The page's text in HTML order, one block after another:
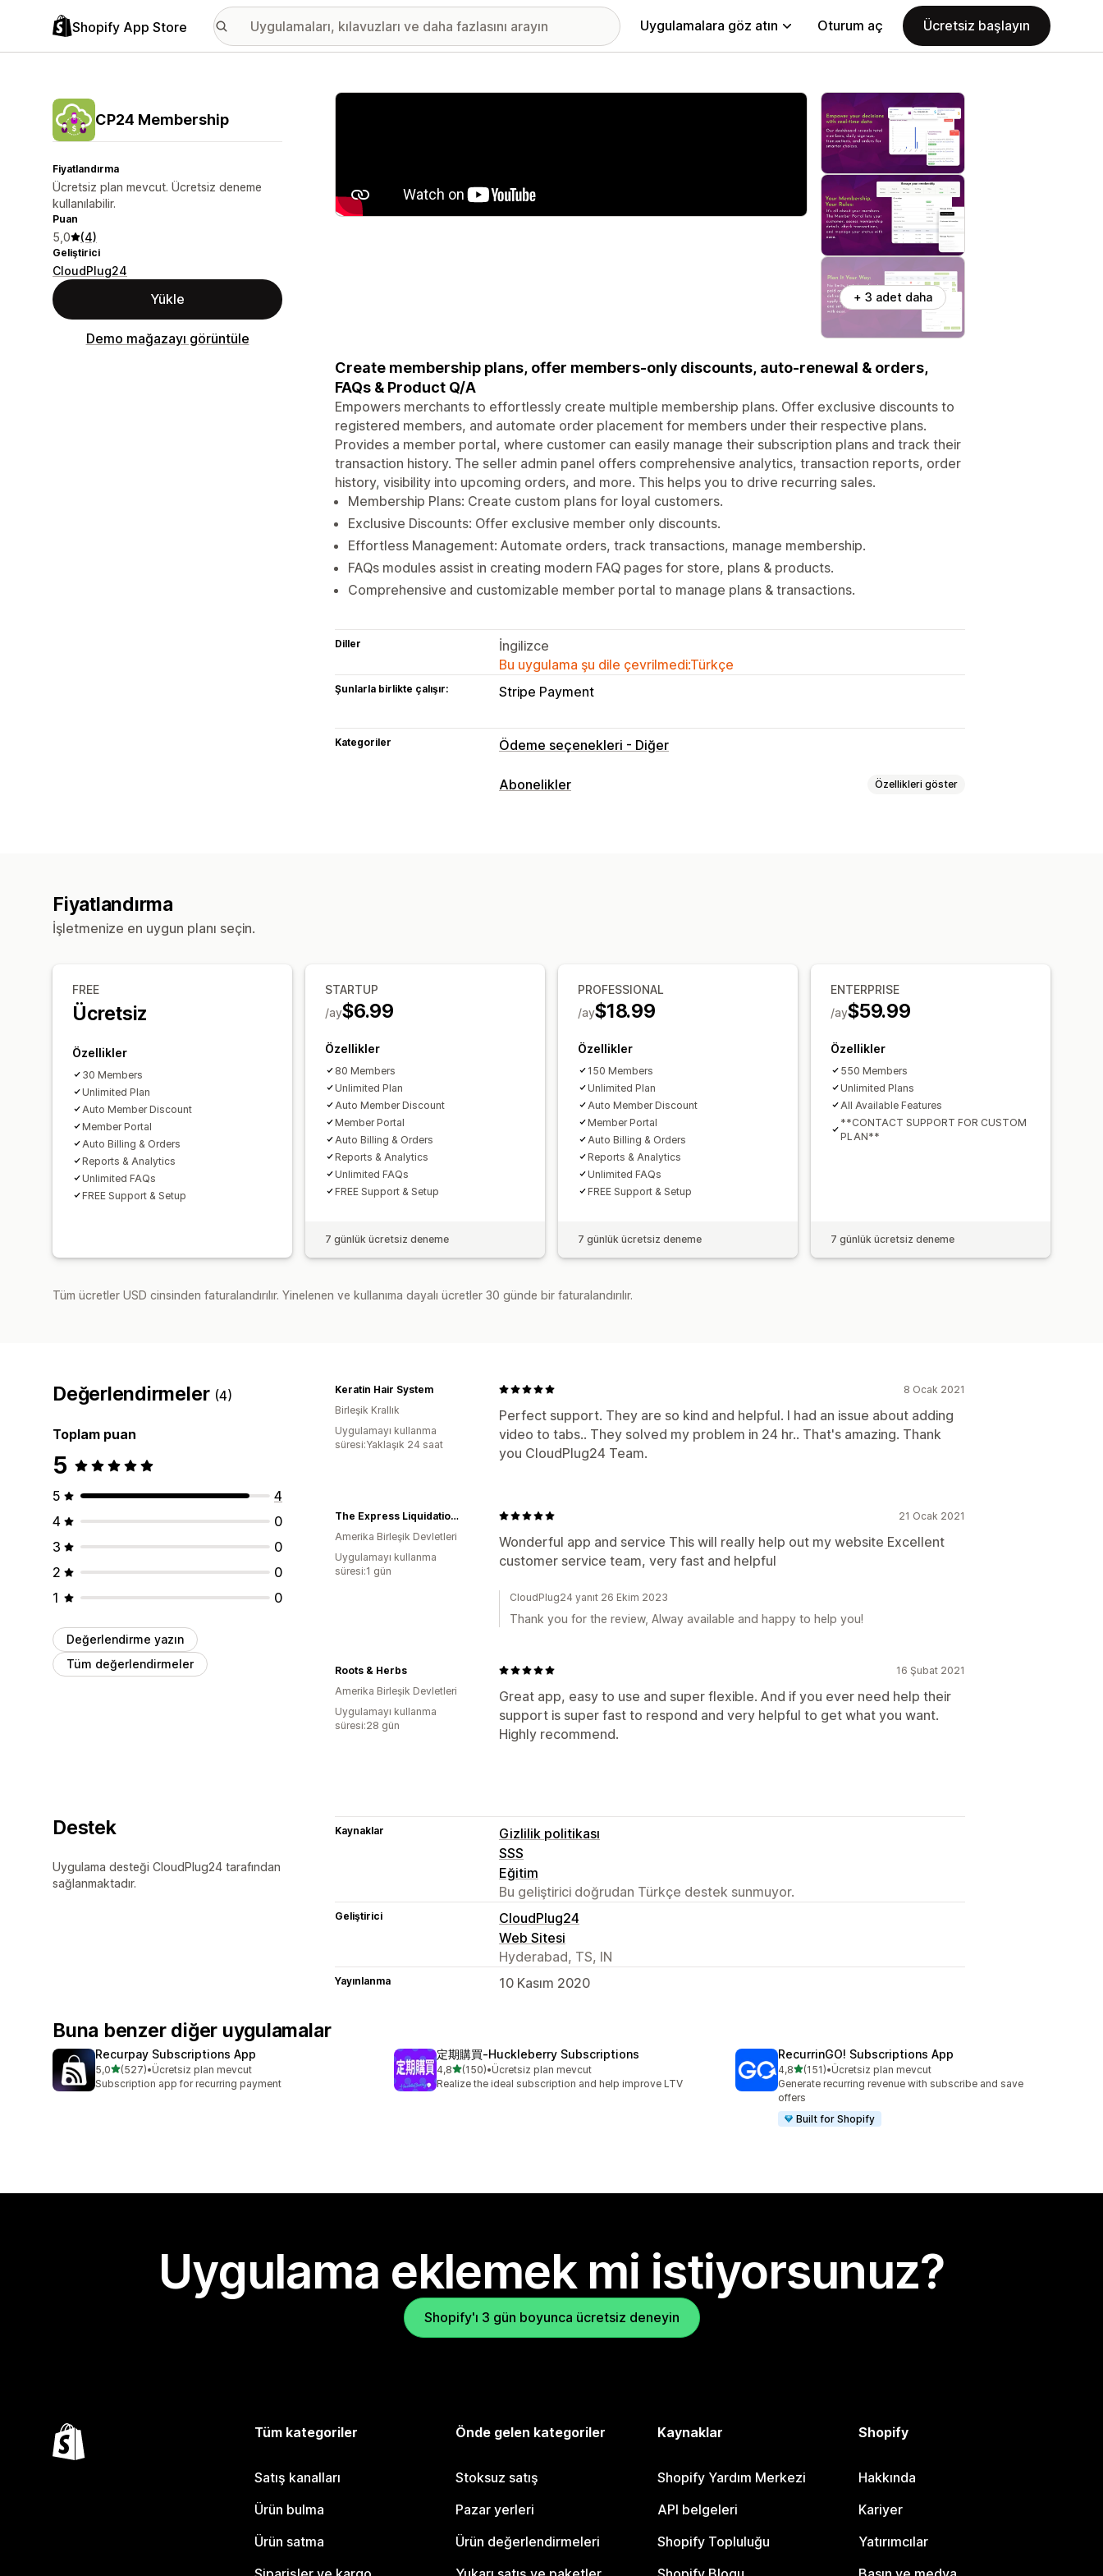
Shopify App Store Uygulamalara göz atın Oturum aç Ücretsiz başlayın
CP24 Membership
Fiyatlandırma
Ücretsiz plan mevcut. Ücretsiz deneme
kullanılabilir.
Puan
5,0 (4)
Geliştirici
CloudPlug24
Yükle
Demo mağazayı görüntüle
Öne çıkan görsel galerisi
+ 3 adet daha
Create membership plans, offer members-only discounts, auto-renewal & orders,
FAQs & Product Q/A
Empowers merchants to effortlessly create multiple membership plans. Offer exclusive discounts to
registered members, and automate order placement for members under their respective plans.
Provides a member portal, where customer can easily manage their subscription plans and track their
transaction history. The seller admin panel offers comprehensive analytics, transaction reports, order
history, visibility into upcoming orders, and more. This helps you to drive recurring sales.
Membership Plans: Create custom plans for loyal customers.
Exclusive Discounts: Offer exclusive member only discounts.
Effortless Management: Automate orders, track transactions, manage membership.
FAQs modules assist in creating modern FAQ pages for store, plans & products.
Comprehensive and customizable member portal to manage plans & transactions.
Diller
İngilizce
Bu uygulama şu dile çevrilmedi:Türkçe
Şunlarla birlikte çalışır: Stripe Payment
Kategoriler Ödeme seçenekleri - Diğer
Abonelikler Özellikleri göster
Fiyatlandırma
İşletmenize en uygun planı seçin.
FREE
Ücretsiz
Özellikler
30 Members
Unlimited Plan
Auto Member Discount
Member Portal
Auto Billing & Orders
Reports & Analytics
Unlimited FAQs
FREE Support & Setup
STARTUP
$6.99
/ay
Özellikler
80 Members
Unlimited Plan
Auto Member Discount
Member Portal
Auto Billing & Orders
Reports & Analytics
Unlimited FAQs
FREE Support & Setup
7 günlük ücretsiz deneme
PROFESSIONAL
$18.99
/ay
Özellikler
150 Members
Unlimited Plan
Auto Member Discount
Member Portal
Auto Billing & Orders
Reports & Analytics
Unlimited FAQs
FREE Support & Setup
7 günlük ücretsiz deneme
ENTERPRISE
$59.99
/ay
Özellikler
550 Members
Unlimited Plans
All Available Features
**CONTACT SUPPORT FOR CUSTOM
PLAN**
7 günlük ücretsiz deneme
Tüm ücretler USD cinsinden faturalandırılır. Yinelenen ve kullanıma dayalı ücretler 30 günde bir faturalandırılır.
Değerlendirmeler (4)
Toplam puan
5
5
4
4
0
3
0
2
0
1
0
Değerlendirme yazın
Tüm değerlendirmeler
8 Ocak 2021
Perfect support. They are so kind and helpful. I had an issue about adding
video to tabs.. They solved my problem in 24 hr.. That's amazing. Thank
you CloudPlug24 Team.
Keratin Hair System
Birleşik Krallık
Uygulamayı kullanma
süresi:Yaklaşık 24 saat
21 Ocak 2021
Wonderful app and service This will really help out my website Excellent
customer service team, very fast and helpful
The Express Liquidation Store
Amerika Birleşik Devletleri
Uygulamayı kullanma
süresi:1 gün
CloudPlug24 yanıt 26 Ekim 2023
Thank you for the review, Alway available and happy to help you!
16 Şubat 2021
Great app, easy to use and super flexible. And if you ever need help their
support is super fast to respond and very helpful to get what you want.
Highly recommend.
Roots & Herbs
Amerika Birleşik Devletleri
Uygulamayı kullanma
süresi:28 gün
Destek
Uygulama desteği CloudPlug24 tarafından
sağlanmaktadır.
Kaynaklar
Gizlilik politikası
SSS
Eğitim
Bu geliştirici doğrudan Türkçe destek sunmuyor.
Geliştirici
CloudPlug24
Web Sitesi
Hyderabad, TS, IN
Yayınlanma 10 Kasım 2020
Buna benzer diğer uygulamalar
Recurpay Subscriptions App
5,05 yıldız üzerinden
(527)
toplam 527 değerlendirme
•Ücretsiz plan mevcut
Subscription app for recurring payment
定期購買‑Huckleberry Subscriptions
4,85 yıldız üzerinden
(150)
toplam 150 değerlendirme
•Ücretsiz plan mevcut
Realize the ideal subscription and help improve LTV
RecurrinGO! Subscriptions App
4,85 yıldız üzerinden
(151)
toplam 151 değerlendirme
•Ücretsiz plan mevcut
Generate recurring revenue with subscribe and save
offers
Built for Shopify
Uygulama eklemek mi istiyorsunuz?
Shopify'ı 3 gün boyunca ücretsiz deneyin
Tüm kategoriler
Satış kanalları
Ürün bulma
Ürün satma
Önde gelen kategoriler
Stoksuz satış
Pazar yerleri
Ürün değerlendirmeleri
Kaynaklar
Shopify Yardım Merkezi
API belgeleri
Shopify Topluluğu
Shopify
Hakkında
Kariyer
Yatırımcılar